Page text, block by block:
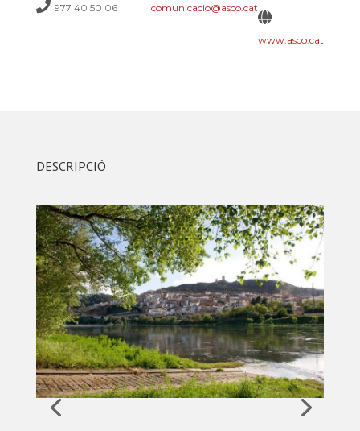
977 40 50 06 comunicacio@asco.cat
www.asco.cat
DESCRIPCIÓ